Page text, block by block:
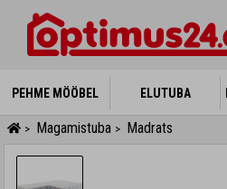
PEHME MÖÖBEL ELUTUBA
PEHME MÖÖBEL ELUTUBA
> Magamistuba > Madrats